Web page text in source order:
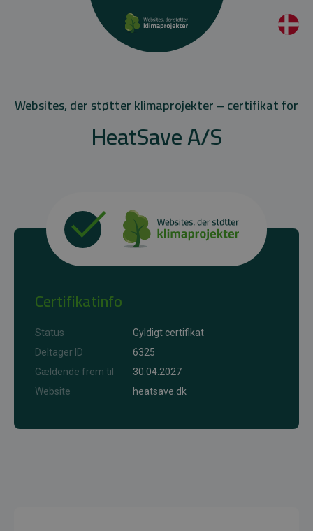
Websites, der støtter klimaprojekter – certifikat for
HeatSave A/S
Certifikatinfo
Status
Gyldigt certifikat
Deltager ID
6325
Gældende frem til
30.04.2027
Website
heatsave.dk